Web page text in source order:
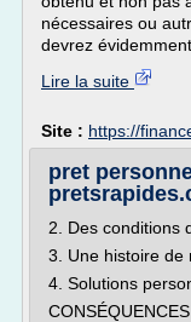
nécessaires ou
devrez
Lire la suite
Site : https://
pret
2. Des conditions
3. Une histoire de
4. Solutions